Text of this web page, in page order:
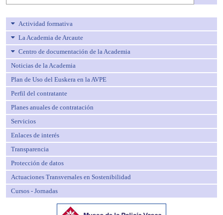
Actividad formativa
La Academia de Arcaute
Centro de documentación de la Academia
Noticias de la Academia
Plan de Uso del Euskera en la AVPE
Perfil del contratante
Planes anuales de contratación
Servicios
Enlaces de interés
Transparencia
Protección de datos
Actuaciones Transversales en Sostenibilidad
Cursos - Jornadas